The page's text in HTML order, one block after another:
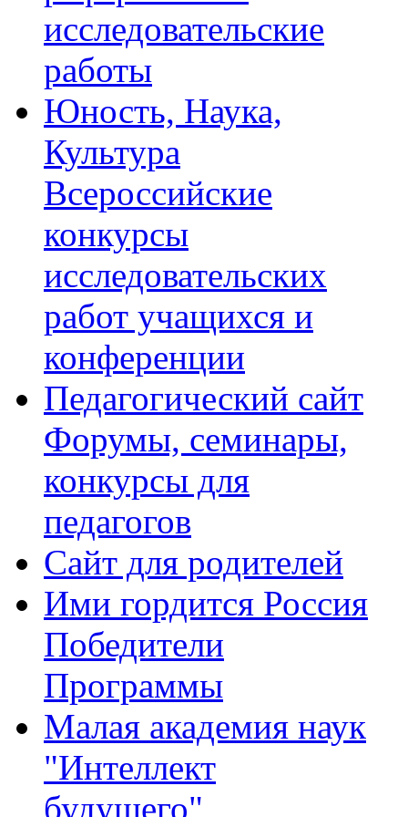
исследовательские
работы
Юность, Наука,
Культура
Всероссийские
конкурсы
исследовательских
работ учащихся и
конференции
Педагогический сайт
Форумы, семинары,
конкурсы для
педагогов
Сайт для родителей
Ими гордится Россия
Победители
Программы
Малая академия наук
"Интеллект
будущего"